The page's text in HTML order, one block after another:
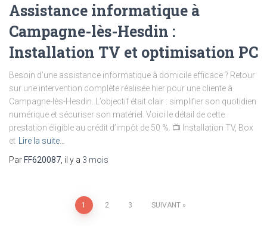
Assistance informatique à
Campagne-lès-Hesdin :
Installation TV et optimisation PC
Besoin d’une assistance informatique à domicile efficace ? Retour
sur une intervention complète réalisée hier pour une cliente à
Campagne-lès-Hesdin. L’objectif était clair : simplifier son quotidien
numérique et sécuriser son matériel. Voici le détail de cette
prestation éligible au crédit d’impôt de 50 %. 📺 Installation TV, Box
et Lire la suite…
Par FF620087, il y a 3 mois
1 2 3 SUIVANT